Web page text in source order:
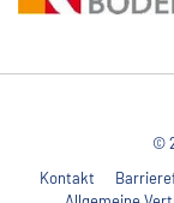
©
Kontakt